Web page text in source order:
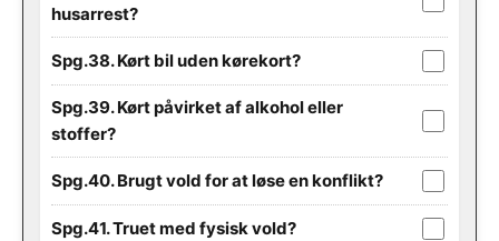
husarrest?
Spg.38. Kørt bil uden kørekort?
Spg.39. Kørt påvirket af alkohol eller
stoffer?
Spg.40. Brugt vold for at løse en konflikt?
Spg.41. Truet med fysisk vold?